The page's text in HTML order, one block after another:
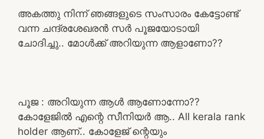
അകത്തു നിന്ന് ഞങ്ങളുടെ സംസാരം കേട്ടോണ്ട്
വന്ന ചന്ദ്രശേഖരൻ സർ പൂജയോടായി
ചോദിച്ചു.. മോൾക്ക് അറിയുന്ന ആളാണോ??
പൂജ : അറിയുന്ന ആൾ ആണോന്നോ??
കോളേജിൽ എന്റെ സീനിയർ ആ.. All kerala rank
holder ആണ്.. കോളേജ് ന്റെയും